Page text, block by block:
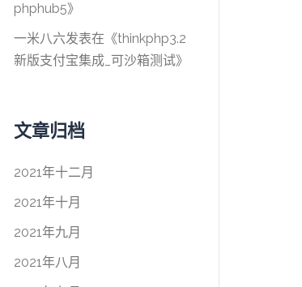
phphub5》
一米八六发表在《thinkphp3.2
新版支付宝集成_可沙箱测试》
文章归档
2021年十二月
2021年十月
2021年九月
2021年八月